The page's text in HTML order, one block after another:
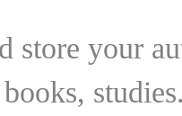
store your